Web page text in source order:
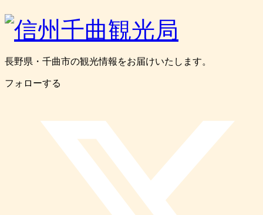
長野県・千曲市の観光情報をお届けいたします。
フォローする